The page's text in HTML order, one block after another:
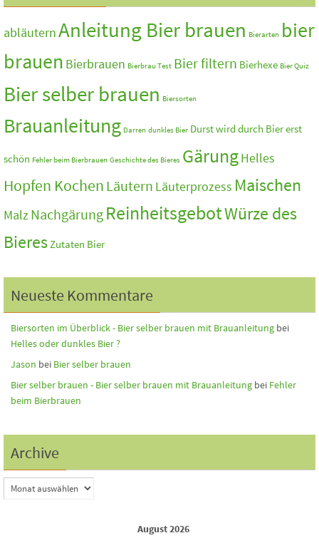
abläuternAnleitung Bier brauen Bierarten bier
brauen Bierbrauen Bierbrau Test Bier filtern Bierhexe Bier Quiz
Bier selber brauen Biersorten
Brauanleitung Darren dunkles Bier Durst wird durch Bier erst
schön Fehler beim Bierbrauen Geschichte des Bieres GärungHelles
Hopfen Kochen Läutern Läuterprozess Maischen
MalzNachgärung ReinheitsgebotWürze des
BieresZutaten Bier
Neueste Kommentare
Biersorten im Überblick - Bier selber brauen mit Brauanleitung bei
Helles oder dunkles Bier ?
Jason bei Bier selber brauen
Bier selber brauen - Bier selber brauen mit Brauanleitung bei Fehler
beim Bierbrauen
Archive
August 2026